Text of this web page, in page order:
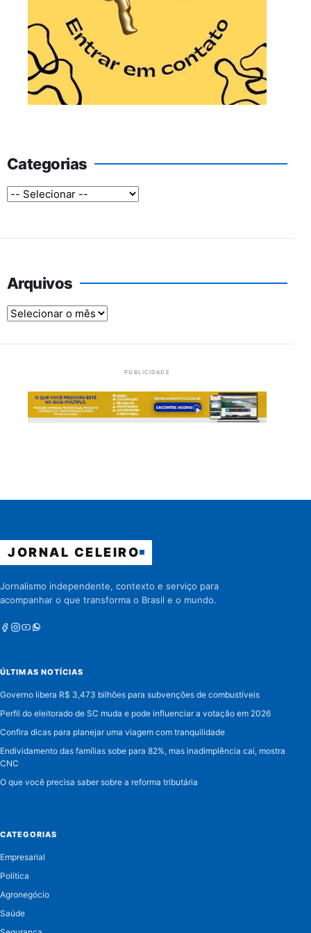
Categorias
Arquivos
Arquivos
PUBLICIDADE
JORNAL CELEIRO
Jornalismo independente, contexto e serviço para
acompanhar o que transforma o Brasil e o mundo.
Facebook
Instagram
Youtube
Whatsapp
ÚLTIMAS NOTÍCIAS
Governo libera R$ 3,473 bilhões para subvenções de combustíveis
Perfil do eleitorado de SC muda e pode influenciar a votação em 2026
Confira dicas para planejar uma viagem com tranquilidade
Endividamento das famílias sobe para 82%, mas inadimplência cai, mostra
CNC
O que você precisa saber sobre a reforma tributária
CATEGORIAS
Empresarial
Política
Agronegócio
Saúde